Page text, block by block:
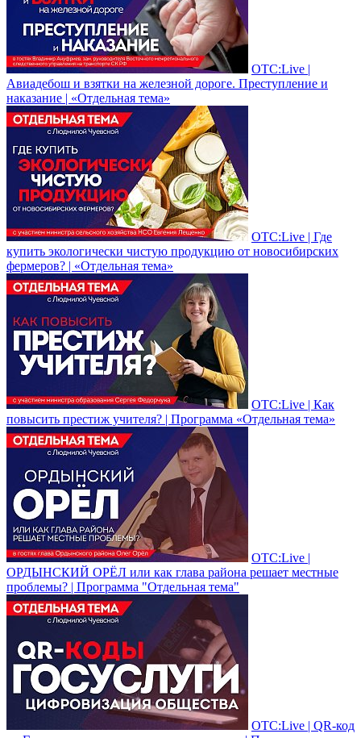
ОТС:Live |
Авиадебош и взятки на железной дороге. Преступление и
наказание | «Отдельная тема»
ОТС:Live | Где
купить экологически чистую продукцию от новосибирских
фермеров? | «Отдельная тема»
ОТС:Live | Как
повысить престиж учителя? | Программа «Отдельная тема»
ОТС:Live |
ОРДЫНСКИЙ ОРЁЛ или как глава района решает местные
проблемы? | Программа "Отдельная тема"
ОТС:Live | QR-код